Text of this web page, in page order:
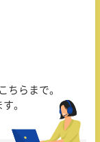
ちらまで。
。